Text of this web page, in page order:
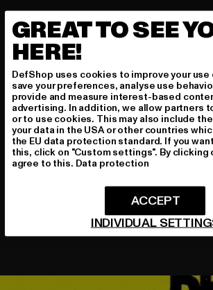
Video nicht
Dieses Video ist
GREAT TO SEE
HERE!
DefShop uses cookies to improve your
save your preferences, analyse use
provide and measure interest-based
advertising. In addition, we allow partners
or to use cookies. This may also include
your data in the USA or other countries
the EU data protection standard. If you
this, click on "Custom settings". By clicking
agree to this. Data protection
INDIVIDUAL
ACCEPT